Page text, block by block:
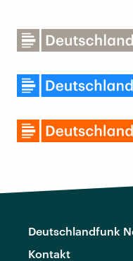
Deutschlandfunk
Kontakt